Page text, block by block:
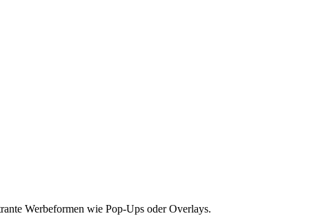
Werbeformen wie Pop-Ups oder Overlays.